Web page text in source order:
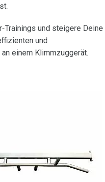
und steigere Deine
und
einem Klimmzuggerät.